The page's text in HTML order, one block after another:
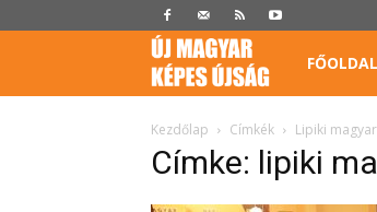
Képes
Újság
FŐOLDAL
Kezdőlap Címkék Lipiki
Címke: lipiki